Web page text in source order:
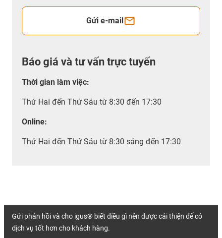
Gửi e-mail
Báo giá và tư vấn trực tuyến
Thời gian làm việc:
Thứ Hai đến Thứ Sáu từ 8:30 đến 17:30
Online:
Thứ Hai đến Thứ Sáu từ 8:30 sáng đến 17:30
Gửi phản hồi và cho igus® biết điều gì nên được cải thiện để có
dịch vụ tốt hơn cho khách hàng.